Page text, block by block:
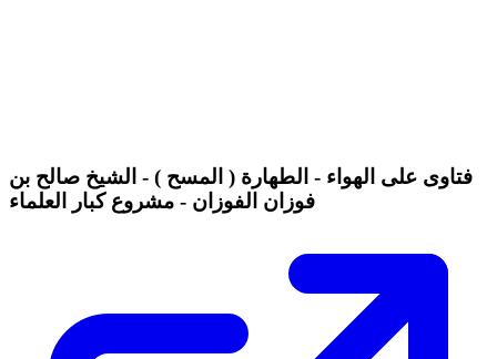
فتاوى على الهواء - الطهارة ( المسح ) - الشيخ صالح بن
فوزان الفوزان - مشروع كبار العلماء